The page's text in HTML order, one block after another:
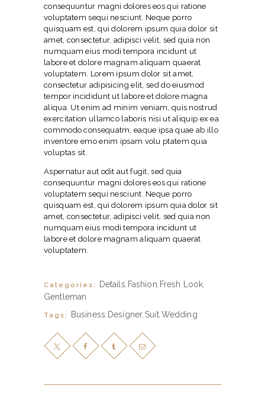
consequuntur magni dolores eos qui ratione
voluptatem sequi nesciunt. Neque porro
quisquam est, qui dolorem ipsum quia dolor sit
amet, consectetur, adipisci velit, sed quia non
numquam eius modi tempora incidunt ut
labore et dolore magnam aliquam quaerat
voluptatem. Lorem ipsum dolor sit amet,
consectetur adipisicing elit, sed do eiusmod
tempor incididunt ut labore et dolore magna
aliqua. Ut enim ad minim veniam, quis nostrud
exercitation ullamco laboris nisi ut aliquip ex ea
commodo consequatm, eaque ipsa quae ab illo
inventore emo enim ipsam volu ptatem quia
voluptas sit.
Aspernatur aut odit aut fugit, sed quia
consequuntur magni dolores eos qui ratione
voluptatem sequi nesciunt. Neque porro
quisquam est, qui dolorem ipsum quia dolor sit
amet, consectetur, adipisci velit, sed quia non
numquam eius modi tempora incidunt ut
labore et dolore magnam aliquam quaerat
voluptatem.
Categories: Details Fashion Fresh Look
Gentleman
Tags: Business Designer Suit Wedding